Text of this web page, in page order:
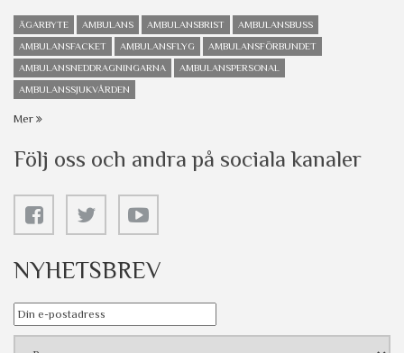
ÄGARBYTE AMBULANS AMBULANSBRIST
AMBULANSBUSS
AMBULANSFACKET
AMBULANSFLYG
AMBULANSFÖRBUNDET
AMBULANSNEDDRAGNINGARNA
AMBULANSPERSONAL
AMBULANSSJUKVÅRDEN
Mer
Följ oss och andra på sociala kanaler
NYHETSBREV